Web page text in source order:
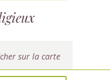
sur la carte